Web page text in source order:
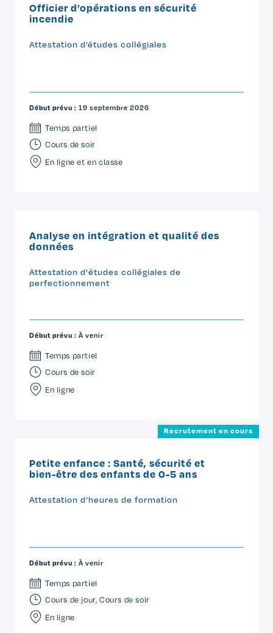
Officier d’opérations en sécurité
incendie
Attestation d’études collégiales
Début prévu : 19 septembre 2026
Temps partiel
Cours de soir
En ligne et en classe
Analyse en intégration et qualité des
données
Attestation d'études collégiales de
perfectionnement
Début prévu : À venir
Temps partiel
Cours de soir
En ligne
Recrutement en cours
Petite enfance : Santé, sécurité et
bien-être des enfants de 0-5 ans
Attestation d’heures de formation
Début prévu : À venir
Temps partiel
Cours de jour,Cours de soir
En ligne